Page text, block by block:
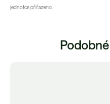
jednotce přiřazeno.